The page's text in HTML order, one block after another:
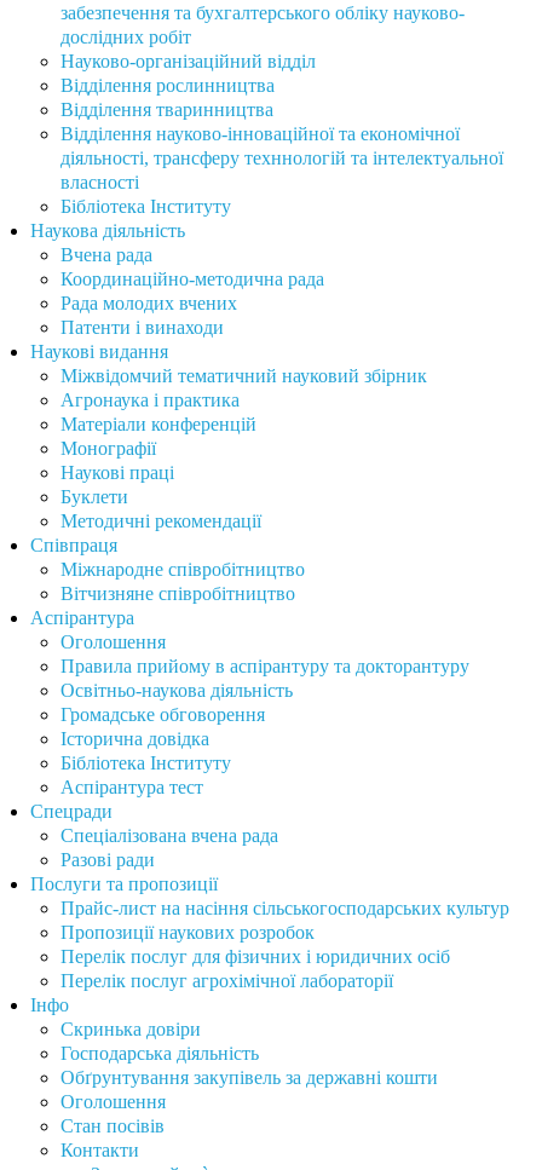
забезпечення та бухгалтерського обліку науково-
дослідних робіт
Науково-організаційний відділ
Відділення рослинництва
Відділення тваринництва
Відділення науково-інноваційної та економічної
діяльності, трансферу техннологій та інтелектуальної
власності
Бібліотека Інституту
Наукова діяльність
Вчена рада
Координаційно-методична рада
Рада молодих вчених
Патенти і винаходи
Наукові видання
Міжвідомчий тематичний науковий збірник
Агронаука і практика
Матеріали конференцій
Монографії
Наукові праці
Буклети
Методичні рекомендації
Співпраця
Міжнародне співробітництво
Вітчизняне співробітництво
Аспірантура
Оголошення
Правила прийому в аспірантуру та докторантуру
Освітньо-наукова діяльність
Громадське обговорення
Історична довідка
Бібліотека Інституту
Аспірантура тест
Спецради
Спеціалізована вчена рада
Разові ради
Послуги та пропозиції
Прайс-лист на насіння сільськогосподарських культур
Пропозиції наукових розробок
Перелік послуг для фізичних і юридичних осіб
Перелік послуг агрохімічної лабораторії
Інфо
Скринька довіри
Господарська діяльність
Обґрунтування закупівель за державні кошти
Оголошення
Стан посівів
Контакти